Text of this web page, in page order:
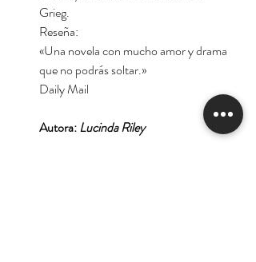
Grieg.
Reseña:
«Una novela con mucho amor y drama
que no podrás soltar.»
Daily Mail
Autora:Lucinda Riley